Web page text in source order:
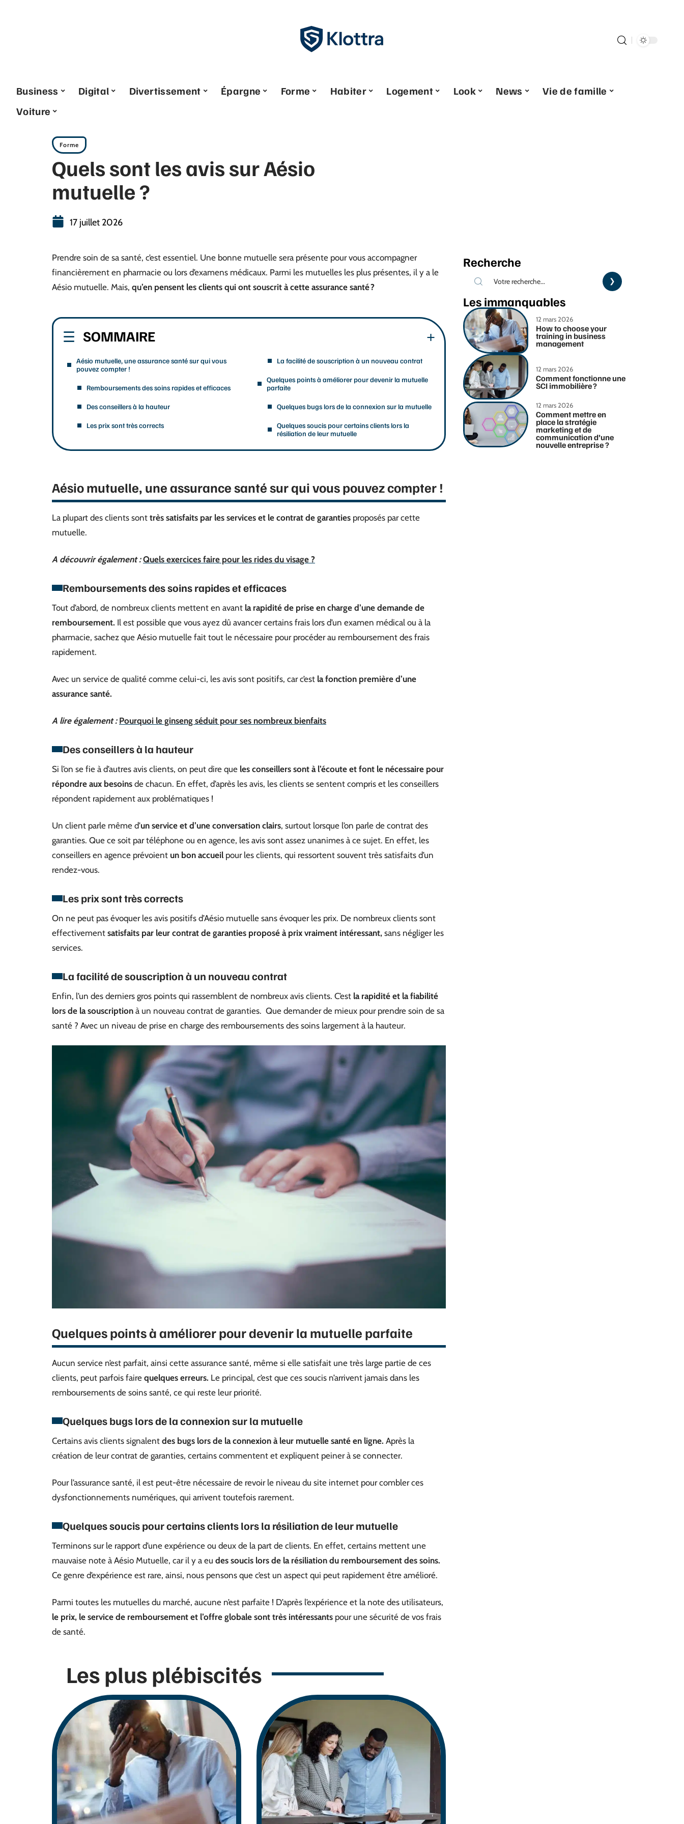
Business Digital Divertissement Épargne Forme Habiter Logement Look News
Vie de famille
Voiture
Forme
Quels sont les avis sur Aésio
mutuelle ?
17 juillet 2026
Prendre soin de sa santé, c’est essentiel. Une bonne mutuelle sera présente pour vous accompagner
financièrement en pharmacie ou lors d’examens médicaux. Parmi les mutuelles les plus présentes, il y a le
Aésio mutuelle. Mais, qu’en pensent les clients qui ont souscrit à cette assurance santé ?
SOMMAIRE
Aésio mutuelle, une assurance santé sur qui vous
pouvez compter !
Remboursements des soins rapides et efficaces
Des conseillers à la hauteur
Les prix sont très corrects
La facilité de souscription à un nouveau contrat
Quelques points à améliorer pour devenir la mutuelle
parfaite
Quelques bugs lors de la connexion sur la mutuelle
Quelques soucis pour certains clients lors la
résiliation de leur mutuelle
Aésio mutuelle, une assurance santé sur qui vous pouvez compter !
La plupart des clients sont très satisfaits par les services et le contrat de garanties proposés par cette
mutuelle.
A découvrir également : Quels exercices faire pour les rides du visage ?
Remboursements des soins rapides et efficaces
Tout d’abord, de nombreux clients mettent en avant la rapidité de prise en charge d’une demande de
remboursement. Il est possible que vous ayez dû avancer certains frais lors d’un examen médical ou à la
pharmacie, sachez que Aésio mutuelle fait tout le nécessaire pour procéder au remboursement des frais
rapidement.
Avec un service de qualité comme celui-ci, les avis sont positifs, car c’est la fonction première d’une
assurance santé.
A lire également : Pourquoi le ginseng séduit pour ses nombreux bienfaits
Des conseillers à la hauteur
Si l’on se fie à d’autres avis clients, on peut dire que les conseillers sont à l’écoute et font le nécessaire pour
répondre aux besoins de chacun. En effet, d’après les avis, les clients se sentent compris et les conseillers
répondent rapidement aux problématiques !
Un client parle même d’un service et d’une conversation clairs, surtout lorsque l’on parle de contrat des
garanties. Que ce soit par téléphone ou en agence, les avis sont assez unanimes à ce sujet. En effet, les
conseillers en agence prévoient un bon accueil pour les clients, qui ressortent souvent très satisfaits d’un
rendez-vous.
Les prix sont très corrects
On ne peut pas évoquer les avis positifs d’Aésio mutuelle sans évoquer les prix. De nombreux clients sont
effectivement satisfaits par leur contrat de garanties proposé à prix vraiment intéressant, sans négliger les
services.
La facilité de souscription à un nouveau contrat
Enfin, l’un des derniers gros points qui rassemblent de nombreux avis clients. C’est la rapidité et la fiabilité
lors de la souscription à un nouveau contrat de garanties. Que demander de mieux pour prendre soin de sa
santé ? Avec un niveau de prise en charge des remboursements des soins largement à la hauteur.
Quelques points à améliorer pour devenir la mutuelle parfaite
Aucun service n’est parfait, ainsi cette assurance santé, même si elle satisfait une très large partie de ces
clients, peut parfois faire quelques erreurs. Le principal, c’est que ces soucis n’arrivent jamais dans les
remboursements de soins santé, ce qui reste leur priorité.
Quelques bugs lors de la connexion sur la mutuelle
Certains avis clients signalent des bugs lors de la connexion à leur mutuelle santé en ligne. Après la
création de leur contrat de garanties, certains commentent et expliquent peiner à se connecter.
Pour l’assurance santé, il est peut-être nécessaire de revoir le niveau du site internet pour combler ces
dysfonctionnements numériques, qui arrivent toutefois rarement.
Quelques soucis pour certains clients lors la résiliation de leur mutuelle
Terminons sur le rapport d’une expérience ou deux de la part de clients. En effet, certains mettent une
mauvaise note à Aésio Mutuelle, car il y a eu des soucis lors de la résiliation du remboursement des soins.
Ce genre d’expérience est rare, ainsi, nous pensons que c’est un aspect qui peut rapidement être amélioré.
Parmi toutes les mutuelles du marché, aucune n’est parfaite ! D’après l’expérience et la note des utilisateurs,
le prix, le service de remboursement et l’offre globale sont très intéressants pour une sécurité de vos frais
de santé.
Les plus plébiscités
Recherche
Les immanquables
12 mars 2026
How to choose your
training in business
management
12 mars 2026
Comment fonctionne une
SCI immobilière ?
12 mars 2026
Comment mettre en
place la stratégie
marketing et de
communication d’une
nouvelle entreprise ?